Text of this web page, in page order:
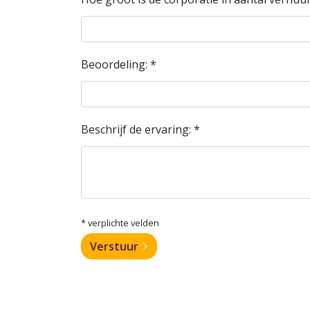
Beoordeling: *
Beschrijf de ervaring: *
* verplichte velden
Verstuur